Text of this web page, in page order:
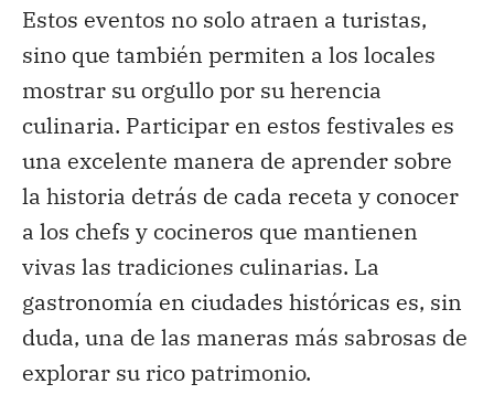
Estos eventos no solo atraen a turistas,
sino que también permiten a los locales
mostrar su orgullo por su herencia
culinaria. Participar en estos festivales es
una excelente manera de aprender sobre
la historia detrás de cada receta y conocer
a los chefs y cocineros que mantienen
vivas las tradiciones culinarias. La
gastronomía en ciudades históricas es, sin
duda, una de las maneras más sabrosas de
explorar su rico patrimonio.